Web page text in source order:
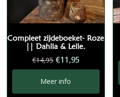
Compleet zijdeboeket- Roze
|| Dahlia & Lelie.
€14,95 Oorspronkelijke
prijs
was:
€14,95.
€11,95Huidige
prijs
€11,95.
Meer info